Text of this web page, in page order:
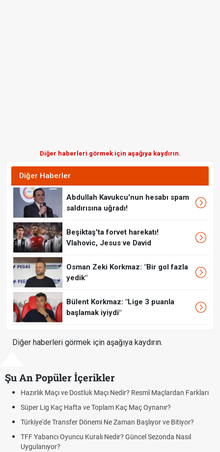
Diğer haberleri görmek için aşağıya kaydırın.
Diğer Haberler
Abdullah Kavukcu'nun hesabı spam
saldırısına uğradı!
Beşiktaş'ta forvet harekatı!
Vlahovic, Jesus ve David
Osman Zeki Korkmaz: "Bir gol fazla
yedik"
Bülent Korkmaz: "Lige 3 puanla
başlamak iyiydi"
Diğer haberleri görmek için aşağıya kaydırın.
Şu An Popüler İçerikler
ve Dostluk Maçı Nedir? Resmî Maçlardan Farkları
Hafta ve Toplam Kaç Maç Oynanır?
Dönemi Ne Zaman Başlıyor ve Bitiyor?
Oyuncu Kuralı Nedir? Güncel Sezonda Nasıl
Puan
Futbol Nasıl
Deplasman